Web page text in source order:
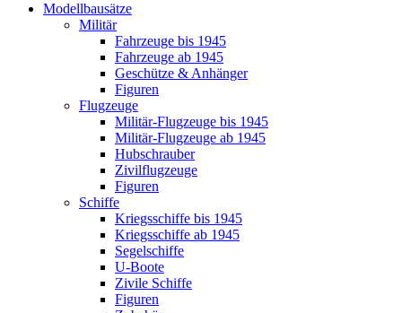
Modellbausätze
Militär
Fahrzeuge bis 1945
Fahrzeuge ab 1945
Geschütze & Anhänger
Figuren
Flugzeuge
Militär-Flugzeuge bis 1945
Militär-Flugzeuge ab 1945
Hubschrauber
Zivilflugzeuge
Figuren
Schiffe
Kriegsschiffe bis 1945
Kriegsschiffe ab 1945
Segelschiffe
U-Boote
Zivile Schiffe
Figuren